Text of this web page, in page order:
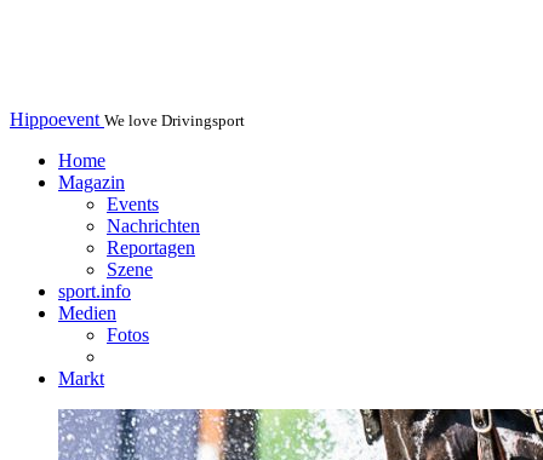
Hippoevent We love Drivingsport
Home
Magazin
Events
Nachrichten
Reportagen
Szene
sport.info
Medien
Fotos
Markt